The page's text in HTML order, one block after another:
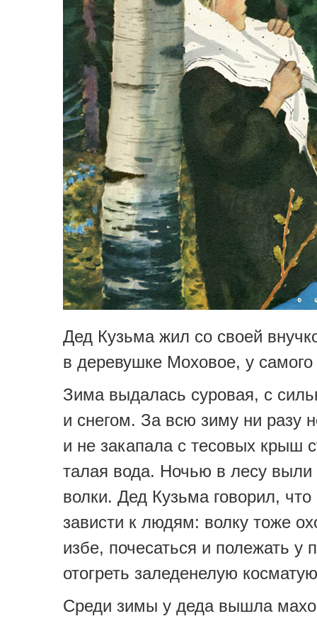
Дед Кузьма жил со своей
в деревушке Моховое, у самого
Зима выдалась суровая, с
и снегом. За всю зиму ни разу
и не закапала с тесовых крыш
талая вода. Ночью в лесу выли
волки. Дед Кузьма говорил,
зависти к людям: волку тоже
избе, почесаться и полежать у
отогреть заледенелую
Среди зимы у деда вышла